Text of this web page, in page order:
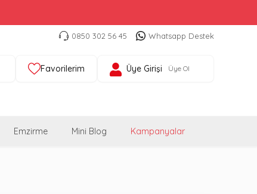
0850 302 56 45 Whatsapp Destek
Favorilerim Üye Girişi Üye Ol
Emzirme Mini Blog Kampanyalar